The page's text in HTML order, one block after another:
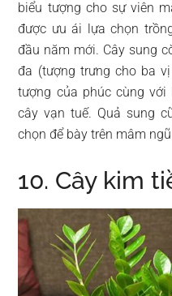
biểu tượng cho sự viên
được ưu ái lựa chọn
đầu năm mới. Cây sung
đa (tượng trưng cho ba
tượng của phúc cùng
cây vạn tuế. Quả sung
chọn để bày trên mâm
10. Cây kim